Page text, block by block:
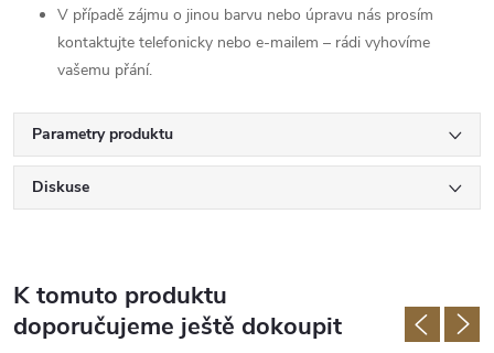
V případě zájmu o jinou barvu nebo úpravu nás prosím
kontaktujte telefonicky nebo e-mailem – rádi vyhovíme
vašemu přání.
Parametry produktu
Diskuse
K tomuto produktu
doporučujeme ještě dokoupit